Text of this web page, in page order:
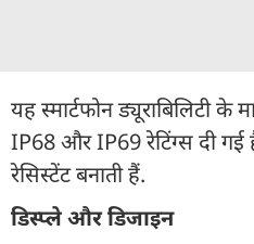
यह स्मार्टफोन ड्यूराबिलिटी
IP68 और IP69 रेटिंग्स दी
रेसिस्टेंट बनाती हैं.
डिस्प्ले और डिजाइन